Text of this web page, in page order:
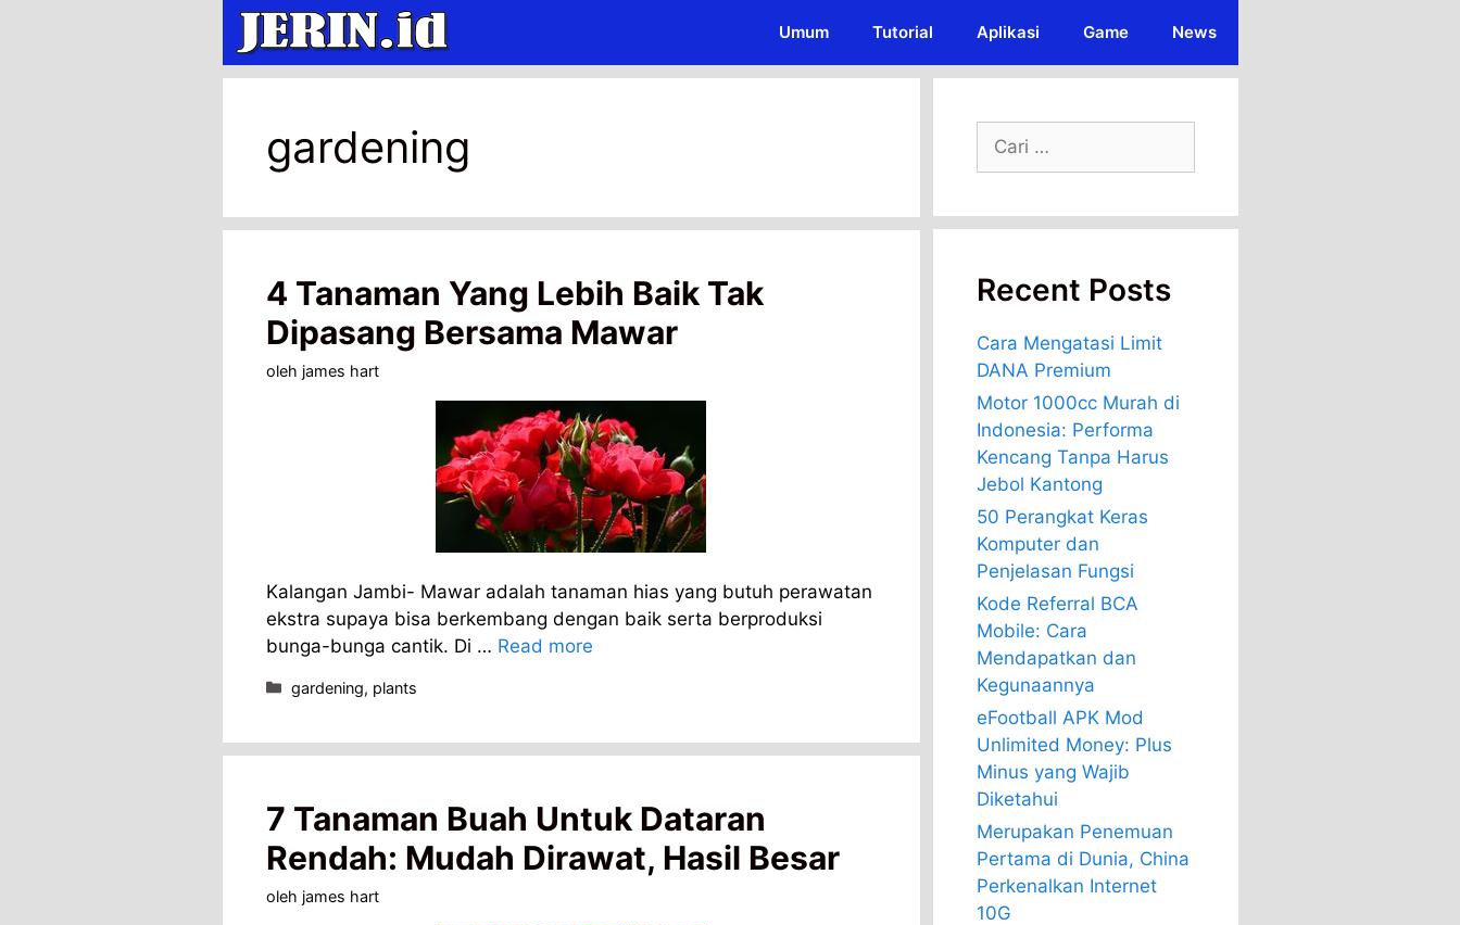
Umum Tutorial Aplikasi Game News
gardening
4 Tanaman Yang Lebih Baik Tak
Dipasang Bersama Mawar
oleh james hart
Kalangan Jambi- Mawar adalah tanaman hias yang butuh perawatan
ekstra supaya bisa berkembang dengan baik serta berproduksi
bunga-bunga cantik. Di … Read more
Kategori
gardening, plants
7 Tanaman Buah Untuk Dataran
Rendah: Mudah Dirawat, Hasil Besar
oleh james hart
Cari
Recent Posts
Cara Mengatasi Limit
DANA Premium
Motor 1000cc Murah di
Indonesia: Performa
Kencang Tanpa Harus
Jebol Kantong
50 Perangkat Keras
Komputer dan
Penjelasan Fungsi
Kode Referral BCA
Mobile: Cara
Mendapatkan dan
Kegunaannya
eFootball APK Mod
Unlimited Money: Plus
Minus yang Wajib
Diketahui
Merupakan Penemuan
Pertama di Dunia, China
Perkenalkan Internet
10G